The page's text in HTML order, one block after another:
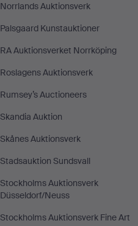
Norrlands Auktionsverk
Palsgaard Kunstauktioner
RA Auktionsverket Norrköping
Roslagens Auktionsverk
Rumsey’s Auctioneers
Skandia Auktion
Skånes Auktionsverk
Stadsauktion Sundsvall
Stockholms Auktionsverk
Düsseldorf/Neuss
Stockholms Auktionsverk Fine Art